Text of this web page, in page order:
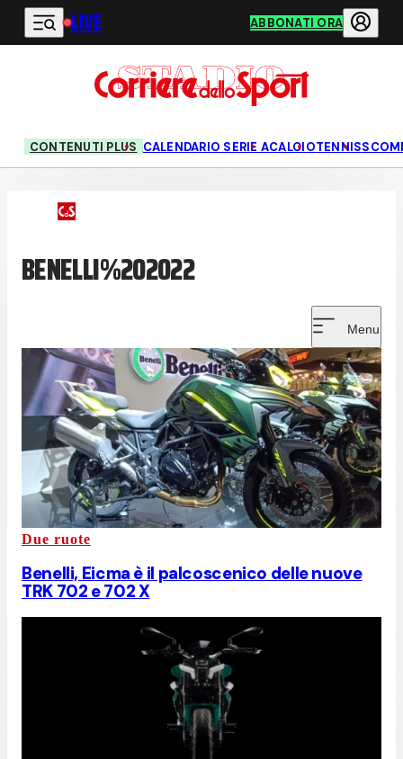
Vai al contenuto principale
LIVE ABBONATI ORA
CONTENUTI PLUS CALENDARIO SERIE ACALCIOTENNIS
BENELLI%202022
Menu
Due ruote
Benelli, Eicma è il palcoscenico delle nuove
TRK 702 e 702 X